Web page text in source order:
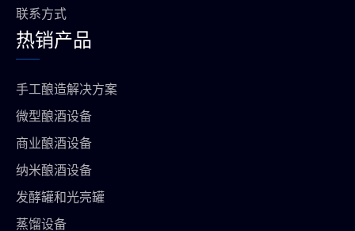
联系方式
热销产品
手工酿造解决方案
微型酿酒设备
商业酿酒设备
纳米酿酒设备
发酵罐和光亮罐
蒸馏设备